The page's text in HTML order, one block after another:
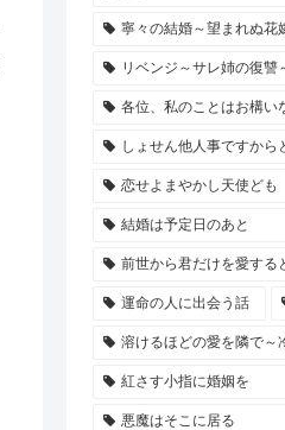
寧々の結婚～望まれぬ花
リベンジ～サレ姉の復讐
各位、私のことはお構い
しょせん他人事ですか
恋せよまやかし天使ども
結婚は予定日のあと
前世から君だけを愛する
運命の人に出会う話
溶けるほどの愛を隣で～
紅さす小指に婚姻を
悪魔はそこに居る